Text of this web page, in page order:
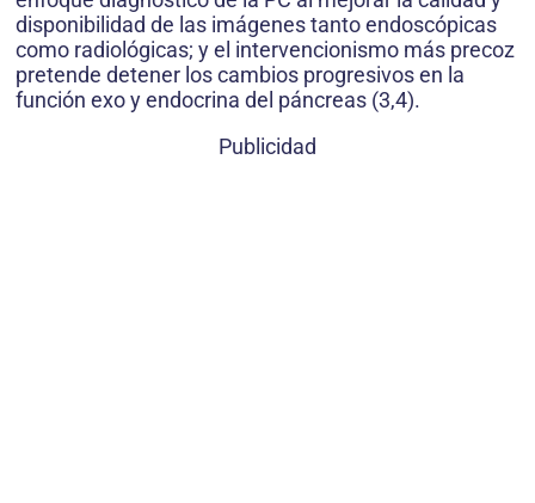
disponibilidad de las imágenes tanto endoscópicas
como radiológicas; y el intervencionismo más precoz
pretende detener los cambios progresivos en la
función exo y endocrina del páncreas (3,4).
Publicidad